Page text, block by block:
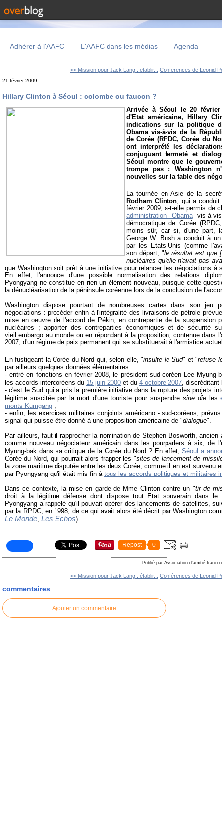
Adhérer à l'AAFC L'AAFC dans les médias Agenda
<< Mission pour Jack Lang : établir... Conférences de Leonid
21 février 2009
Hillary Clinton à Séoul : colombe ou faucon ?
Arrivée à Séoul le 20 février
d'Etat américaine, Hillary
indications sur la politique
Obama vis-à-vis de la
de Corée (RPDC, Corée du
ont interprété les
conjuguant fermeté et
Séoul montre que le
trompe pas : Washington
nouvelles sur la table des
La tournée en Asie de la
Rodham Clinton, qui a conduit
février 2009, a-t-elle permis de
administration Obama
vis-à-
démocratique de Corée
moins sûr, car si, d'une part,
George W. Bush a conduit à
par les Etats-Unis (comme
son départ, "le résultat est que
nucléaires qu'elle n'avait pas
que Washington soit prêt à une initiative pour relancer les négociations à
En effet, l'annonce d'une possible normalisation des relations
Pyongyang ne constitue en rien un élément nouveau, puisque cette
la dénucléarisation de la péninsule coréenne lors de la conclusion de
Washington dispose pourtant de nombreuses cartes dans son jeu
négociations : procéder enfin à l'intégralité des livraisons de pétrole
mise en oeuvre de l'accord de Pékin, en contrepartie de la suspension
nucléaires ; apporter des contreparties économiques et de sécurité
vieil embargo au monde ou en répondant à la proposition, contenue dans
2007, d'un régime de paix permanent qui se substituerait à l'armistice
En fustigeant la Corée du Nord qui, selon elle, "insulte le Sud" et "refuse
par ailleurs quelques données élémentaires :
- entré en fonctions en février 2008, le président sud-coréen Lee Myung-
les accords intercoréens du 15 juin 2000 et du 4 octobre 2007, discréditant
- c'est le Sud qui a pris la première initiative dans la rupture des projets
légitime suscitée par la mort d'une touriste pour suspendre sine dieles
monts Kumgang ;
- enfin, les exercices militaires conjoints américano - sud-coréens,
signal qui puisse être donné à une proposition américaine de "dialogue".
Par ailleurs, faut-il rapprocher la nomination de Stephen Bosworth, ancien
comme nouveau négociateur américain dans les pourparlers à six, de
Myung-bak dans sa critique de la Corée du Nord ? En effet, Séoul a
Corée du Nord, qui pourrait alors frapper les "sites de lancement de
la zone maritime disputée entre les deux Corée, comme il en est survenu
par Pyongyang qu'il était mis fin à tous les accords politiques et militaires
Dans ce contexte, la mise en garde de Mme Clinton contre un "tir de
droit à la légitime défense dont dispose tout Etat souverain dans le
Pyongyang a rappelé qu'il pouvait opérer des lancements de satellites,
par la RPDC, en 1998, de ce qui avait alors été décrit par Washington
Le Monde, Les Echos)
Repost 0
Publié par Association d'amitié franco-
<< Mission pour Jack Lang : établir... Conférences de Leonid
commentaires
Ajouter un commentaire